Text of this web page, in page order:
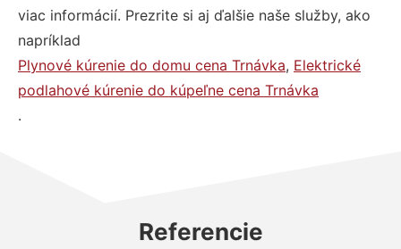
viac informácií. Prezrite si aj ďalšie naše služby, ako
napríklad
Plynové kúrenie do domu cena Trnávka, Elektrické
podlahové kúrenie do kúpeľne cena Trnávka
.
Referencie